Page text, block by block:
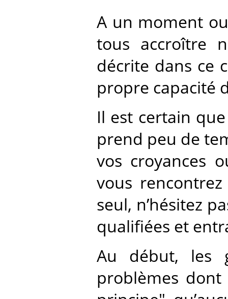
A un moment
tous accroître
décrite dans ce
propre capacité
Il est certain
prend peu de
vos croyances
vous
seul, n’hésitez
qualifiées et
Au début, les
problèmes